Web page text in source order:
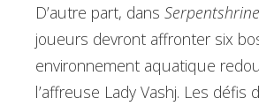
D’autre part, dans
joueurs devront affronter six
environnement aquatique
l’affreuse Lady Vashj. Les défis